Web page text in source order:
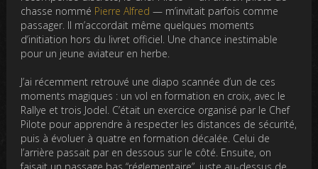
chasse nommé Pierre Alfred— m’invitait parfois comme
passager. Il m’accordait même quelques moments
d’initiation hors du livret officiel. Une chance inestimable
pour un jeune aviateur en herbe.
J’ai récemment retrouvé une diapo scannée d’un de ces
moments magiques : un vol en formation en croix, avec le
Rallye et trois Jodel. C’était un exercice organisé par le Chef
Pilote pour apprendre à respecter les distances de sécurité,
puis à évoluer à quatre en formation décalée. Celui de
l’arrière passait par en dessous sur le côté. Ensuite, on